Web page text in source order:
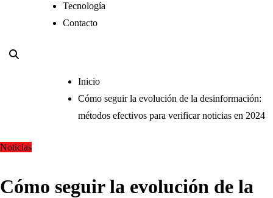
Tecnología
Contacto
Inicio
Cómo seguir la evolución de la desinformación:
métodos efectivos para verificar noticias en 2024
Noticias
Cómo seguir la evolución de la